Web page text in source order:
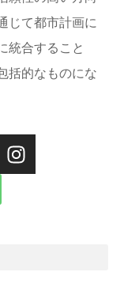
じて都市計画に
統合すること
括的なものにな